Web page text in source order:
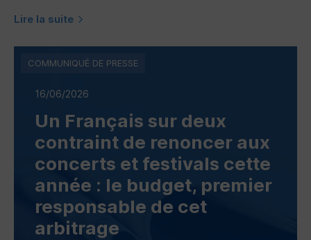
Lire la suite
16/06/2026
Un Français sur deux
contraint de renoncer aux
concerts et festivals cette
année : le budget, premier
responsable de cet
arbitrage
COMMUNIQUÉ DE PRESSE